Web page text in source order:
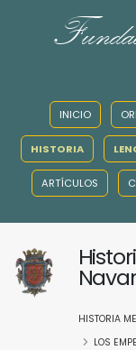
INICIO
HISTORIA
ARTÍCULOS
HISTORIA
LOS